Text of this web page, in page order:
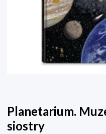
Planetarium.
siostry